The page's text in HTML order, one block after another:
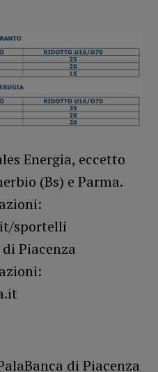
Energia, eccetto
(Bs) e Parma.
sportelli
Piacenza
di Piacenza